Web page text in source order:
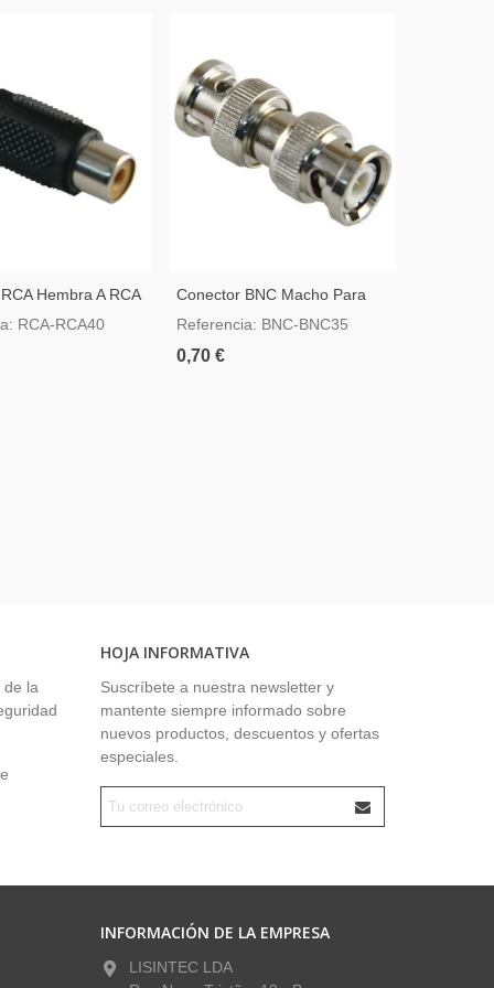
Hembra A RCA
RCA-RCA40
Conector BNC Macho Para
BNC Macho
Referencia: BNC-BNC35
0,70 €
de la
HOJA INFORMATIVA
Suscríbete a nuestra newsletter y
mantente siempre informado sobre
nuevos productos, descuentos y ofertas
especiales.
INFORMACIÓN DE LA EMPRESA
LISINTEC LDA